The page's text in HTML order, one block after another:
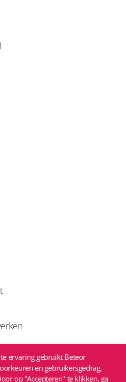
ervaring gebruikt Beteor
en gebruikersgedrag,
op "Accepteren" te klikken, ga